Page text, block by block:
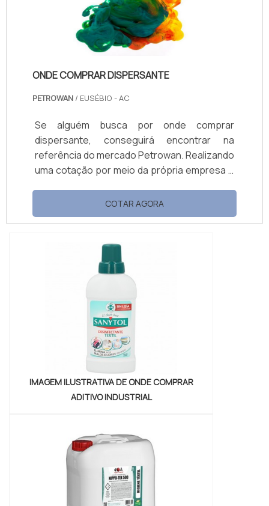
ONDE COMPRAR DISPERSANTE
PETROWAN / EUSÉBIO - AC
Se alguém busca por onde comprar
dispersante, conseguirá encontrar na
referência do mercado Petrowan. Realizando
uma cotação por meio da própria empresa e
Quando a busca é por onde comprar
dispersante, com a equipe da Petrowan o
distribuição de produtos químicos. MAIS
DETALHES SOBRE ONDE COMPRAR
DISPERSANTE A Petrowan canaliza seus
esforços em produzir uma e...
COTAR AGORA
IMAGEM ILUSTRATIVA DE ONDE COMPRAR
ADITIVO INDUSTRIAL